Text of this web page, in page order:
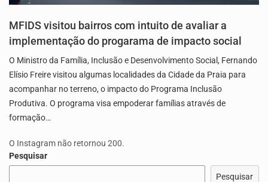
MFIDS visitou bairros com intuito de avaliar a
implementação do progarama de impacto social
O Ministro da Família, Inclusão e Desenvolvimento Social, Fernando
Elísio Freire visitou algumas localidades da Cidade da Praia para
acompanhar no terreno, o impacto do Programa Inclusão
Produtiva. O programa visa empoderar famílias através de
formação…
O Instagram não retornou 200.
Pesquisar
Pesquisar